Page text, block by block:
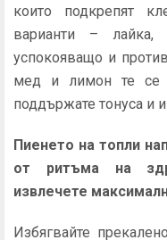
които подкрепят
варианти – лайка,
успокояващо и
мед и лимон те се
поддържате тонуса и
Пиенето на топли
от ритъма на
извлечете
Избягвайте